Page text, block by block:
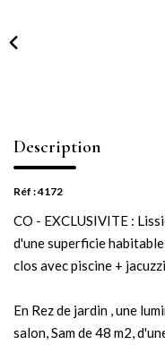
Description
Réf : 4172
CO - EXCLUSIVITE :
d'une superficie
clos avec piscine + jacuzzi.
En Rez de jardin , une
salon, Sam de 48 m2,